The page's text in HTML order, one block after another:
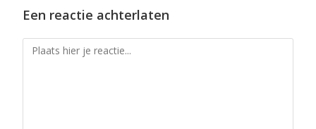
Een reactie achterlaten